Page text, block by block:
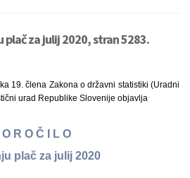
plač za julij 2020, stran 5283.
19. člena Zakona o državni statistiki (Uradni
urad Republike Slovenije objavlja
O R O Č I L O
plač za julij 2020